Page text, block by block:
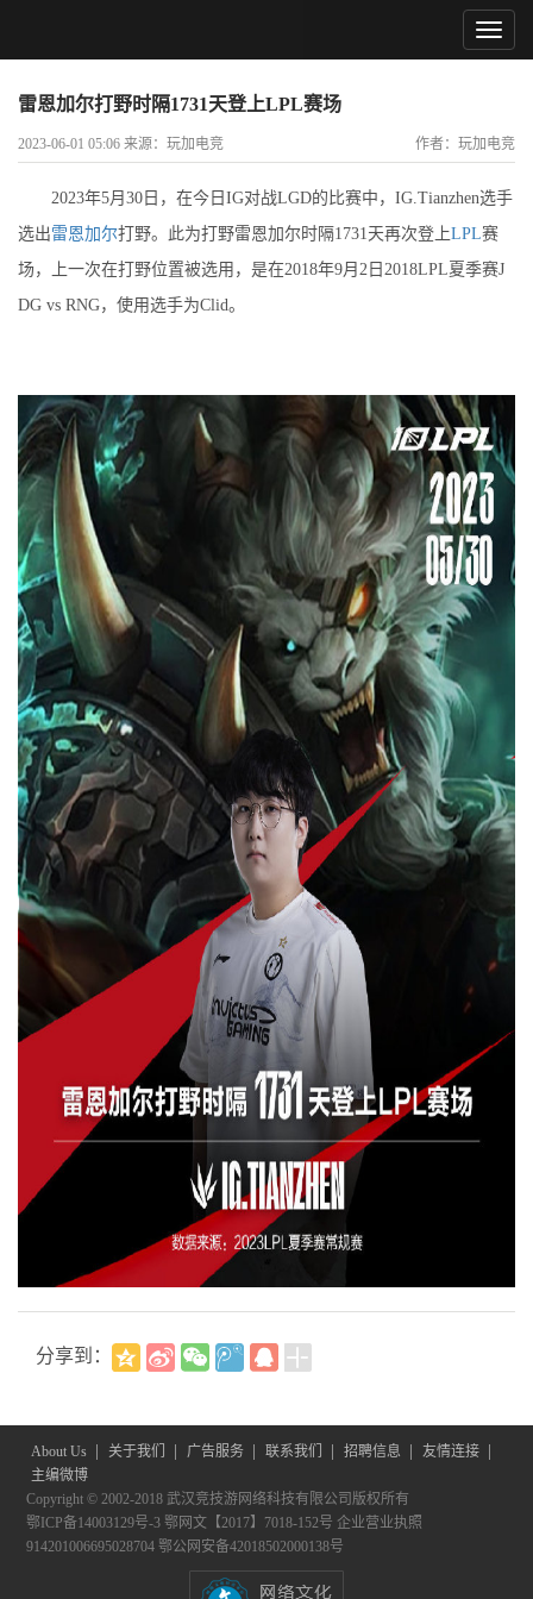
雷恩加尔打野时隔1731天登上LPL赛场
2023-06-01 05:06 来源：玩加电竞 作者：玩加电竞
2023年5月30日，在今日IG对战LGD的比赛中，IG.Tianzhen选手
选出雷恩加尔打野。此为打野雷恩加尔时隔1731天再次登上LPL赛
场，上一次在打野位置被选用，是在2018年9月2日2018LPL夏季赛J
DG vs RNG，使用选手为Clid。
分享到：
About Us 关于我们 广告服务 联系我们 招聘信息 友情连接
主编微博
Copyright © 2002-2018 武汉竞技游网络科技有限公司版权所有
鄂ICP备14003129号-3 鄂网文【2017】7018-152号 企业营业执照
914201006695028704 鄂公网安备42018502000138号